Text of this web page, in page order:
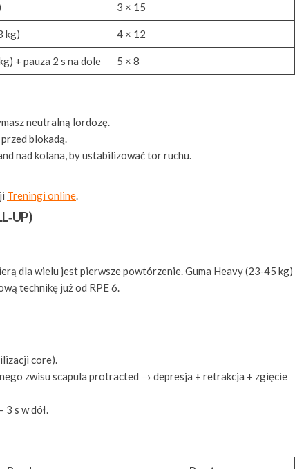
3 × 15
kg) 4 × 12
+ pauza 2 s na dole 5 × 8
neutralną lordozę.
blokadą.
nad kolana, by ustabilizować tor ruchu.
Treningi online.
dla wielu jest pierwsze powtórzenie. Guma Heavy (23‑45 kg)
technikę już od RPE 6.
core).
zwisu scapula protracted → depresja + retrakcja + zgięcie
3 s w dół.